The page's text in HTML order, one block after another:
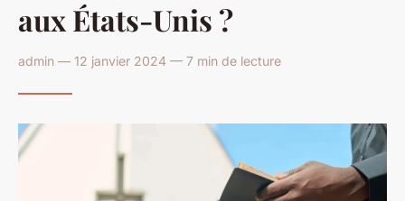
aux États-Unis ?
admin — 12 janvier 2024 — 7 min de lecture